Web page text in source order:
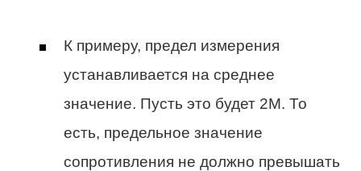
К примеру, предел измерения
устанавливается на среднее
значение. Пусть это будет 2М. То
есть, предельное значение
сопротивления не должно превышать